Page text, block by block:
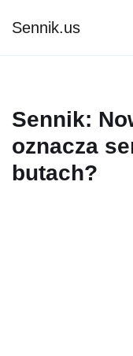
Sennik.us
Sennik:
oznacza
butach?